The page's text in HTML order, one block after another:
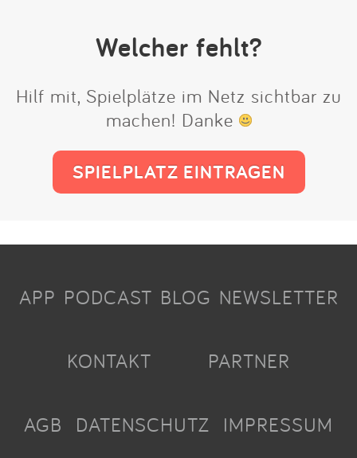
Welcher fehlt?
Hilf mit, Spielplätze im Netz sichtbar zu
machen! Danke
SPIELPLATZ EINTRAGEN
APP PODCAST BLOG NEWSLETTER
KONTAKT PARTNER
AGB DATENSCHUTZ IMPRESSUM